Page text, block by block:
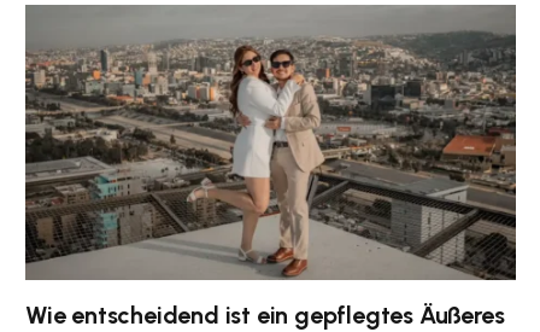
Wie entscheidend ist ein gepflegtes Äußeres